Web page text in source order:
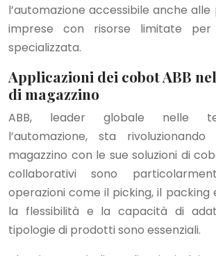
l’automazione accessibile anche
imprese con risorse limitate per
specializzata.
Applicazioni dei cobot ABB
di magazzino
ABB, leader globale nelle
l’automazione, sta
magazzino con le sue soluzioni di
collaborativi sono
operazioni come il picking, il packing
la flessibilità e la capacità di
tipologie di prodotti sono essenziali.